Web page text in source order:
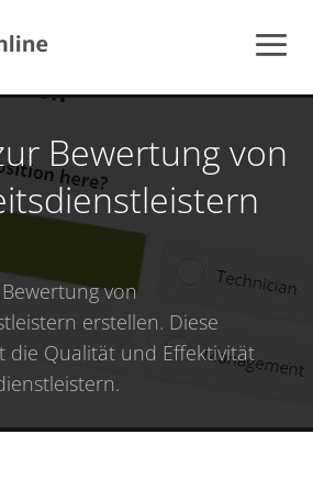
Bewertung von
von
erstellen. Diese
die Qualität und Effektivität